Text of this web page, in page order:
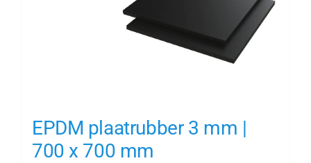
EPDM plaatrubber 3 mm |
700 x 700 mm